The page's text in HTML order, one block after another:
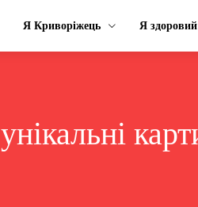
Я Криворіжець Я здоровий
унікальні